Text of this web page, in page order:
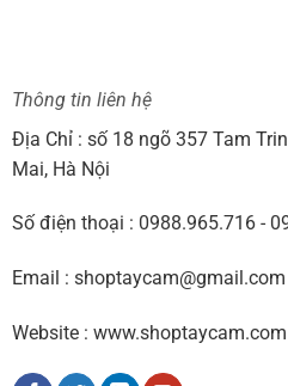
Thông tin liên hệ
Địa Chỉ : số 18 ngõ 357 Tam
Mai, Hà Nội
Số điện thoại : 0988.965.716 -
Email : shoptaycam@gmail.com
Website : www.shoptaycam.com